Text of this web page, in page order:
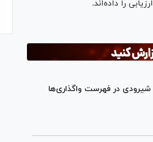
شیرودی در فهرست واگذاری‌ها